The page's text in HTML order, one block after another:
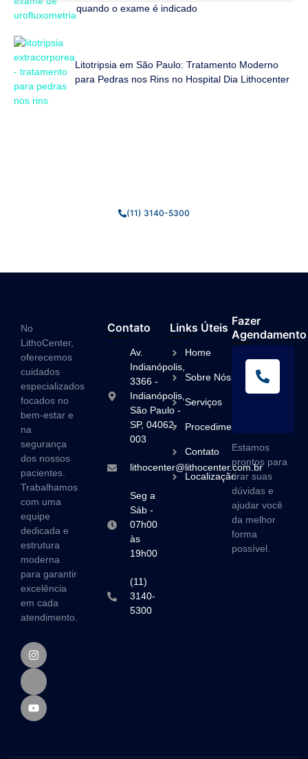
quando o exame é indicado
Litotripsia em São Paulo: Tratamento Moderno
para Pedras nos Rins no Hospital Dia Lithocenter
(11) 3140-5300
No
LithoCenter,
oferecemos
cuidados
especializados
focados no
bem-estar e
na
segurança
dos nossos
pacientes.
Trabalhamos
com uma
equipe
dedicada e
estrutura
moderna
para garantir
excelência
em cada
atendimento.
Contato
Av.
Indianópolis,
3366 -
Indianópolis,
São Paulo -
SP, 04062-
003
lithocenter@lithocenter.com.br
Seg a
Sáb -
07h00
às
19h00
(11)
3140-
5300
Links Úteis
Home
Sobre Nós
Serviços
Procedimentos
Contato
Localização
Fazer
Agendamento
Estamos
prontos para
tirar suas
dúvidas e
ajudar você
da melhor
forma
possível.